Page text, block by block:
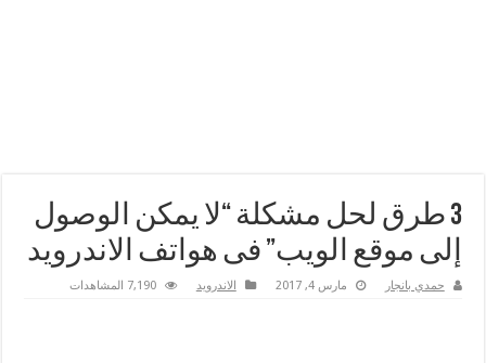
3 طرق لحل مشكلة “لا يمكن الوصول
إلى موقع الويب” فى هواتف الاندرويد
حمدي بانجار مارس 4, 2017 الاندرويد 7,190 المشاهدات